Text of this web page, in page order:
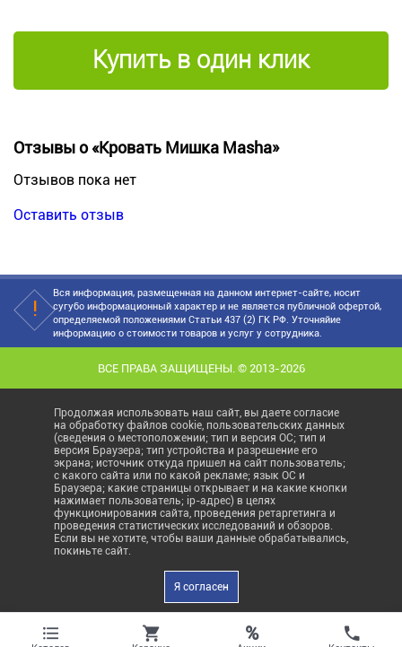
Купить в один клик
Отзывы о «Кровать Мишка Masha»
Отзывов пока нет
Оставить отзыв
Вся информация, размещенная на данном интернет-сайте, носит
сугубо информационный характер и не является публичной офертой,
определяемой положениями Статьи 437 (2) ГК РФ. Уточняйие
информацию о стоимости товаров и услуг у сотрудника.
ВСЕ ПРАВА ЗАЩИЩЕНЫ. © 2013-2026
Продолжая использовать наш сайт, вы даете согласие
на обработку файлов cookie, пользовательских данных
(сведения о местоположении; тип и версия ОС; тип и
версия Браузера; тип устройства и разрешение его
экрана; источник откуда пришел на сайт пользователь;
с какого сайта или по какой рекламе; язык ОС и
Браузера; какие страницы открывает и на какие кнопки
нажимает пользователь; ip-адрес) в целях
функционирования сайта, проведения ретаргетинга и
проведения статистических исследований и обзоров.
Если вы не хотите, чтобы ваши данные обрабатывались,
покиньте сайт.
Я согласен
%